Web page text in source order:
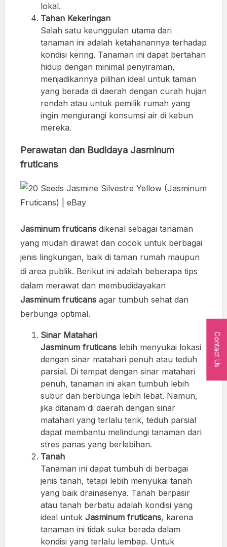
lokal.
Tahan Kekeringan
Salah satu keunggulan utama dari
tanaman ini adalah ketahanannya terhadap
kondisi kering. Tanaman ini dapat bertahan
hidup dengan minimal penyiraman,
menjadikannya pilihan ideal untuk taman
yang berada di daerah dengan curah hujan
rendah atau untuk pemilik rumah yang
ingin mengurangi konsumsi air di kebun
mereka.
Perawatan dan Budidaya Jasminum
fruticans
Jasminum fruticans dikenal sebagai tanaman
yang mudah dirawat dan cocok untuk berbagai
jenis lingkungan, baik di taman rumah maupun
di area publik. Berikut ini adalah beberapa tips
dalam merawat dan membudidayakan
Jasminum fruticans agar tumbuh sehat dan
berbunga optimal.
Sinar Matahari
Jasminum fruticans lebih menyukai lokasi
dengan sinar matahari penuh atau teduh
parsial. Di tempat dengan sinar matahari
penuh, tanaman ini akan tumbuh lebih
subur dan berbunga lebih lebat. Namun,
jika ditanam di daerah dengan sinar
matahari yang terlalu terik, teduh parsial
dapat membantu melindungi tanaman dari
stres panas yang berlebihan.
Tanah
Tanaman ini dapat tumbuh di berbagai
jenis tanah, tetapi lebih menyukai tanah
yang baik drainasenya. Tanah berpasir
atau tanah berbatu adalah kondisi yang
ideal untuk Jasminum fruticans, karena
tanaman ini tidak suka berada dalam
kondisi yang terlalu lembap. Untuk
Contact Us